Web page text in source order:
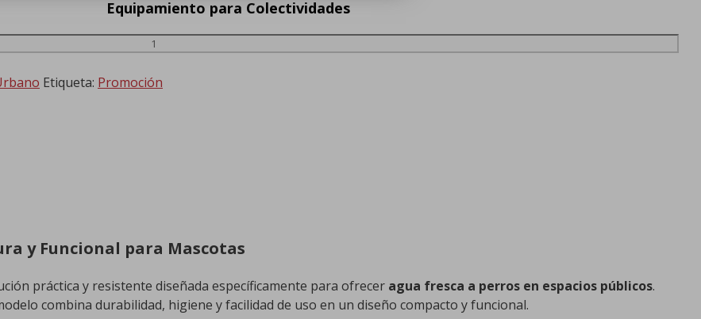
Equipamiento para Colectividades
Etiqueta: Promoción
y Funcional para Mascotas
práctica y resistente diseñada específicamente para ofrecer agua fresca a perros en espacios públicos.
combina durabilidad, higiene y facilidad de uso en un diseño compacto y funcional.